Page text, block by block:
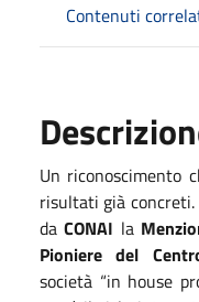
Contenuti
Un riconoscimento
risultati già concreti.
daCONAI la
Pioniere del
società “in house